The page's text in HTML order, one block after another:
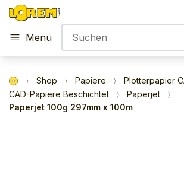
Menü
Shop Papiere
Plotterpapier
CAD-Papiere Beschichtet
Paperjet
Paperjet 100g 297mm x 100m